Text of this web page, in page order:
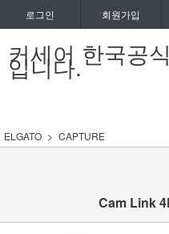
로그인 회원가입
커세어 한국공
입니다.
ELGATO CAPTURE
Cam Link